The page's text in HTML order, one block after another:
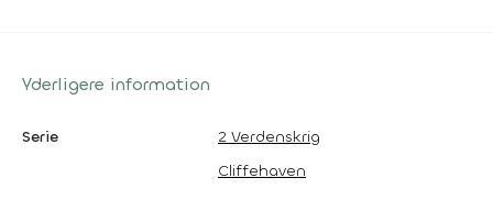
Yderligere information
Serie
2 Verdenskrig
Cliffehaven